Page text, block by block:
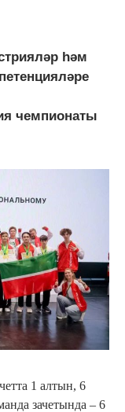
һәм
чемпионаты
1 алтын, 6
зачетында – 6